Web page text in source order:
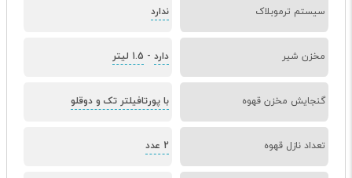
سیستم ترموبلاک ندارد
مخزن شیر دارد - 1.5 لیتر
گنجایش مخزن قهوه با پورتافیلتر تک و دوقلو
تعداد نازل قهوه 2 عدد